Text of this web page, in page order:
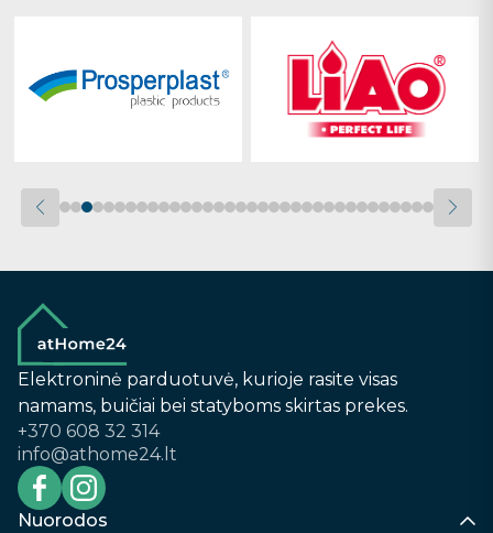
Elektroninė parduotuvė, kurioje rasite visas
namams, buičiai bei statyboms skirtas prekes.
+370 608 32 314
info@athome24.lt
Nuorodos